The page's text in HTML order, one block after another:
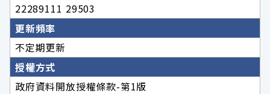
22289111 29503
更新頻率
不定期更新
授權方式
政府資料開放授權條款-第1版